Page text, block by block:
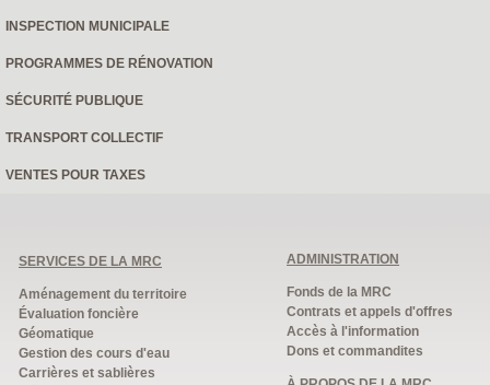
INSPECTION MUNICIPALE
PROGRAMMES DE RÉNOVATION
SÉCURITÉ PUBLIQUE
TRANSPORT COLLECTIF
VENTES POUR TAXES
SERVICES DE LA MRC
Aménagement du territoire
Évaluation foncière
Géomatique
Gestion des cours d'eau
Carrières et sablières
ADMINISTRATION
Fonds de la MRC
Contrats et appels d'offres
Accès à l'information
Dons et commandites